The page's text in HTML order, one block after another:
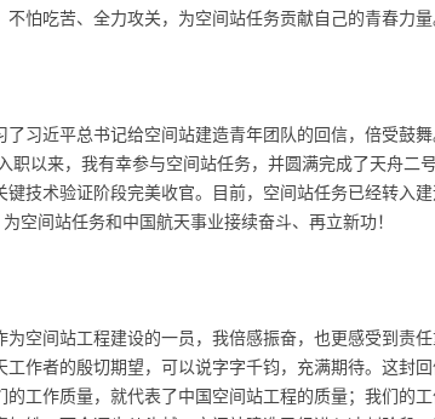
怕吃苦、全力攻关，为空间站任务贡献自己的青春力量
习近平总书记给空间站建造青年团队的回信，倍受鼓
以来，我有幸参与空间站任务，并圆满完成了天舟二
技术验证阶段完美收官。目前，空间站任务已经转入
空间站任务和中国航天事业接续奋斗、再立新功！
空间站工程建设的一员，我倍感振奋，也更感受到责
作者的殷切期望，可以说字字千钧，充满期待。这封
工作质量，就代表了中国空间站工程的质量；我们的